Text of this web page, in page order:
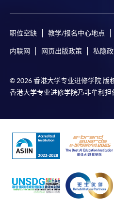
职位空缺 教学/报名中心地点
内联网 网页出版政策 私隐
© 2026 香港大学专业进修学院 版
香港大学专业进修学院乃非牟利担